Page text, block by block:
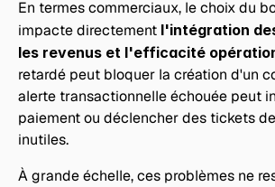
En termes commerciaux, le choix du
impacte directement l'intégration
les revenus et l'efficacité
retardé peut bloquer la création d'un
alerte transactionnelle échouée peut
paiement ou déclencher des tickets
inutiles.
À grande échelle, ces problèmes ne